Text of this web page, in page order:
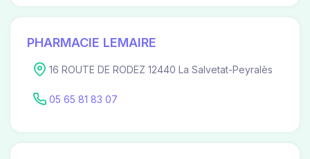
PHARMACIE LEMAIRE
16 ROUTE DE RODEZ 12440 La Salvetat-Peyralès
05 65 81 83 07